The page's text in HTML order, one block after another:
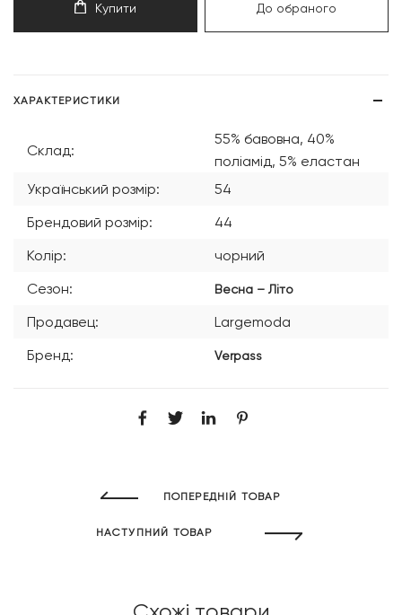
Купити До обраного
ХАРАКТЕРИСТИКИ
Склад:
55% бавовна, 40%
поліамід, 5% еластан
Український розмір:
54
Брендовий розмір:
44
Колір:
чорний
Сезон:
Весна – Літо
Продавец:
Largemoda
Бренд:
Verpass
ПОПЕРЕДНІЙ ТОВАР
НАСТУПНИЙ ТОВАР